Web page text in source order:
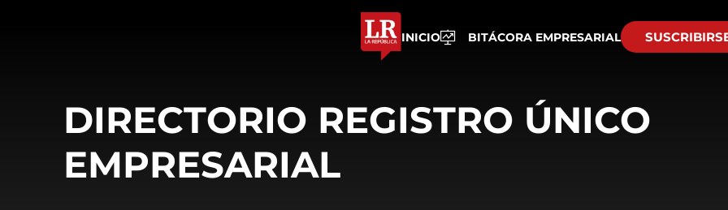
INICIO BITÁCORA EMPRESARIAL
DIRECTORIO REGISTRO ÚNICO
EMPRESARIAL